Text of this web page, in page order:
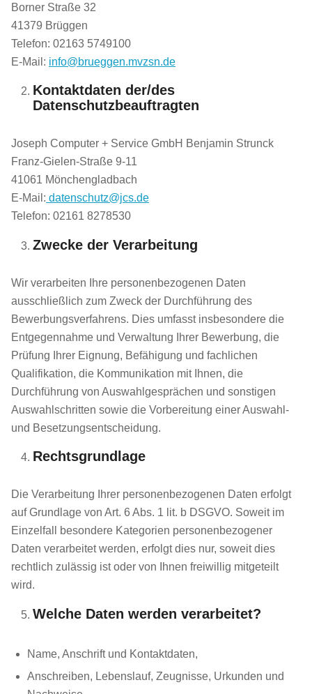
Borner Straße 32
41379 Brüggen
Telefon: 02163 5749100
E-Mail: info@brueggen.mvzsn.de
Kontaktdaten der/des
Datenschutzbeauftragten
Joseph Computer + Service GmbH Benjamin Strunck
Franz-Gielen-Straße 9-11
41061 Mönchengladbach
E-Mail: datenschutz@jcs.de
Telefon: 02161 8278530
Zwecke der Verarbeitung
Wir verarbeiten Ihre personenbezogenen Daten
ausschließlich zum Zweck der Durchführung des
Bewerbungsverfahrens. Dies umfasst insbesondere die
Entgegennahme und Verwaltung Ihrer Bewerbung, die
Prüfung Ihrer Eignung, Befähigung und fachlichen
Qualifikation, die Kommunikation mit Ihnen, die
Durchführung von Auswahlgesprächen und sonstigen
Auswahlschritten sowie die Vorbereitung einer Auswahl-
und Besetzungsentscheidung.
Rechtsgrundlage
Die Verarbeitung Ihrer personenbezogenen Daten erfolgt
auf Grundlage von Art. 6 Abs. 1 lit. b DSGVO. Soweit im
Einzelfall besondere Kategorien personenbezogener
Daten verarbeitet werden, erfolgt dies nur, soweit dies
rechtlich zulässig ist oder von Ihnen freiwillig mitgeteilt
wird.
Welche Daten werden verarbeitet?
Name, Anschrift und Kontaktdaten,
Anschreiben, Lebenslauf, Zeugnisse, Urkunden und